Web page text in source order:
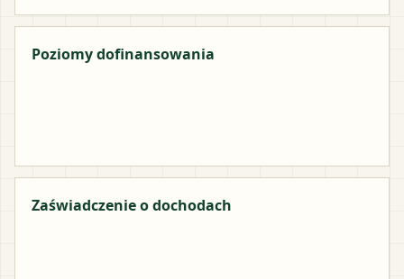
Poziomy dofinansowania
Zaświadczenie o dochodach